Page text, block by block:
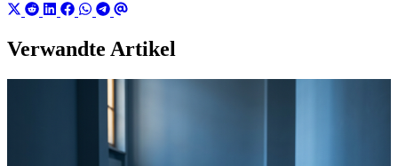
Verwandte Artikel